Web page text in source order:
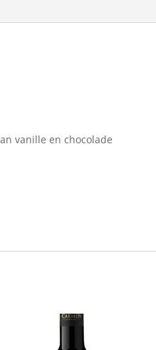
vanille en chocolade